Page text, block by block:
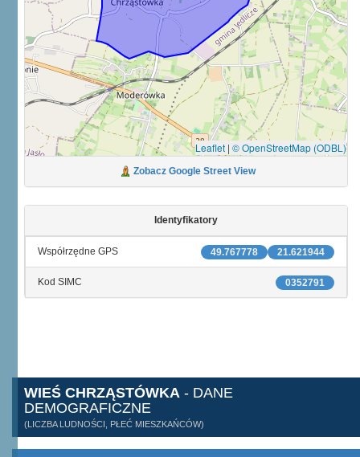
Leaflet | © OpenStreetMap (ODBL)
Zobacz Google Street View
Identyfikatory
21.621944
49.767778
Współrzędne GPS
0352791
Kod SIMC
WIEŚ CHRZĄSTÓWKA - DANE
DEMOGRAFICZNE
(LICZBA LUDNOŚCI, PŁEĆ MIESZKAŃCÓW)